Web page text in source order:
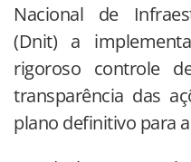
Nacional de
(Dnit) a
rigoroso controle
transparência das
plano definitivo para